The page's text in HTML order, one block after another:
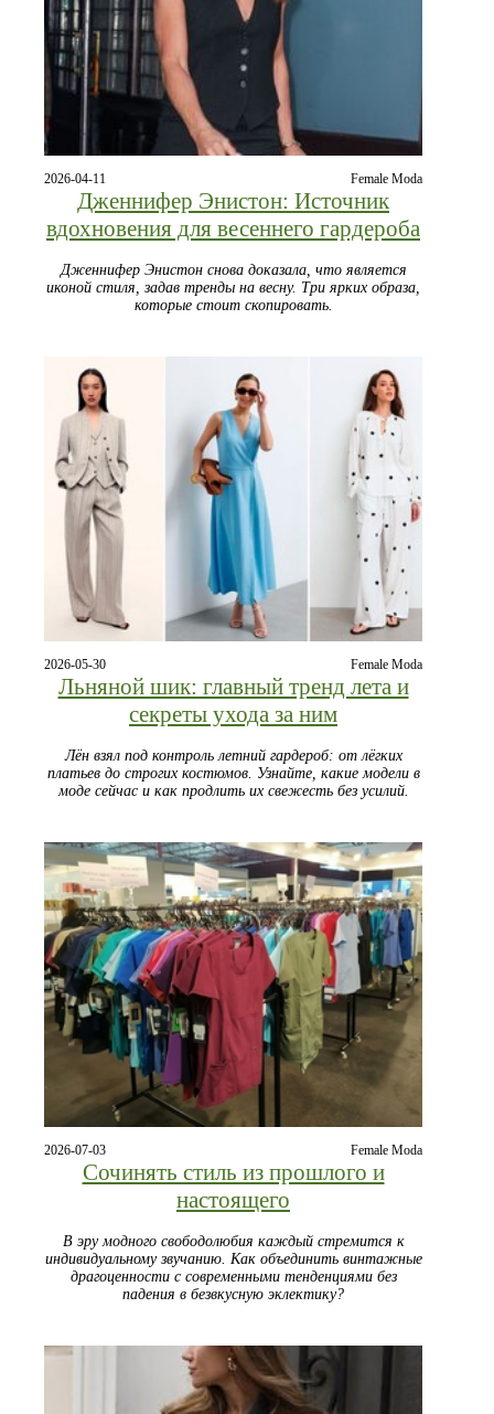
2026-04-11 Female Moda
Дженнифер Энистон: Источник
вдохновения для весеннего гардероба
Дженнифер Энистон снова доказала, что является
иконой стиля, задав тренды на весну. Три ярких образа,
которые стоит скопировать.
2026-05-30 Female Moda
Льняной шик: главный тренд лета и
секреты ухода за ним
Лён взял под контроль летний гардероб: от лёгких
платьев до строгих костюмов. Узнайте, какие модели в
моде сейчас и как продлить их свежесть без усилий.
2026-07-03 Female Moda
Сочинять стиль из прошлого и
настоящего
В эру модного свободолюбия каждый стремится к
индивидуальному звучанию. Как объединить винтажные
драгоценности с современными тенденциями без
падения в безвкусную эклектику?